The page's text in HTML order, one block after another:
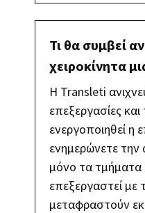
Τι θα συμβεί
χειροκίνητα
Η Transleti
επεξεργασίες και
ενεργοποιηθεί
ενημερώνετε την
μόνο τα τμήματα
επεξεργαστεί με
μεταφραστούν